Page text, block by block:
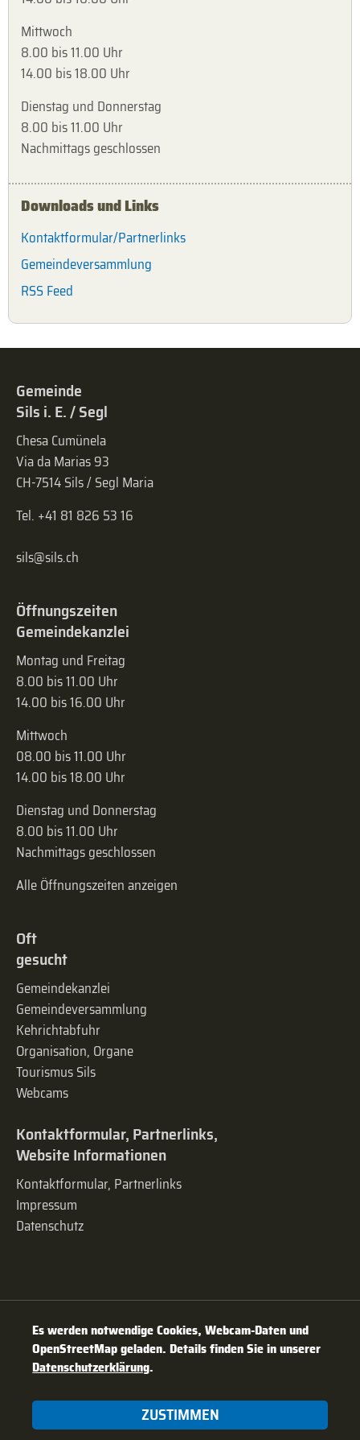
Mittwoch
8.00 bis 11.00 Uhr
14.00 bis 18.00 Uhr
Dienstag und Donnerstag
8.00 bis 11.00 Uhr
Nachmittags geschlossen
Downloads und Links
Kontaktformular/Partnerlinks
Gemeindeversammlung
RSS Feed
Gemeinde
Sils i. E. / Segl
Chesa Cumünela
Via da Marias 93
CH-7514 Sils / Segl Maria
Tel. +41 81 826 53 16
sils@sils.ch
Öffnungszeiten
Gemeindekanzlei
Montag und Freitag
8.00 bis 11.00 Uhr
14.00 bis 16.00 Uhr
Mittwoch
08.00 bis 11.00 Uhr
14.00 bis 18.00 Uhr
Dienstag und Donnerstag
8.00 bis 11.00 Uhr
Nachmittags geschlossen
Alle Öffnungszeiten anzeigen
Oft
gesucht
Gemeindekanzlei
Gemeinde­versammlung
Kehrichtabfuhr
Organisation, Organe
Tourismus Sils
Webcams
Kontaktformular, Partnerlinks,
Website Informationen
Kontaktformular, Partnerlinks
Impressum
Datenschutz
Es werden notwendige Cookies, Webcam-Daten und
OpenStreetMap geladen. Details finden Sie in unserer
Datenschutzerklärung.
ZUSTIMMEN